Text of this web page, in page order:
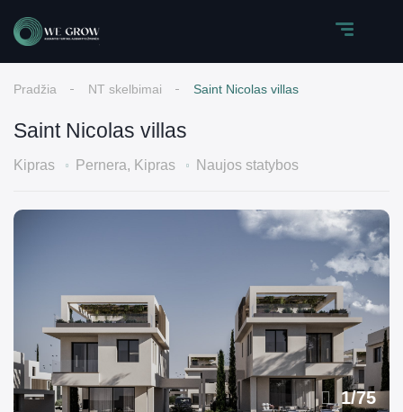
Pradžia NT skelbimai Saint Nicolas villas
Saint Nicolas villas
Kipras Pernera, Kipras Naujos statybos
1/75